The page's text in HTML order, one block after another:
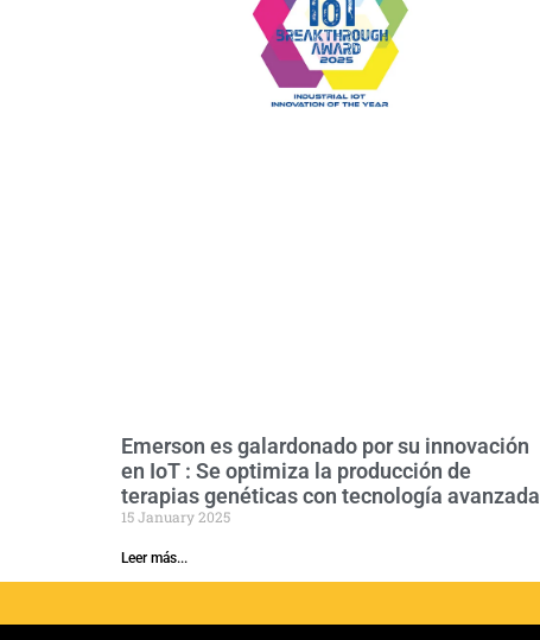
Emerson es galardonado por su innovación
en IoT : Se optimiza la producción de
terapias genéticas con tecnología avanzada
15 January 2025
Leer más...